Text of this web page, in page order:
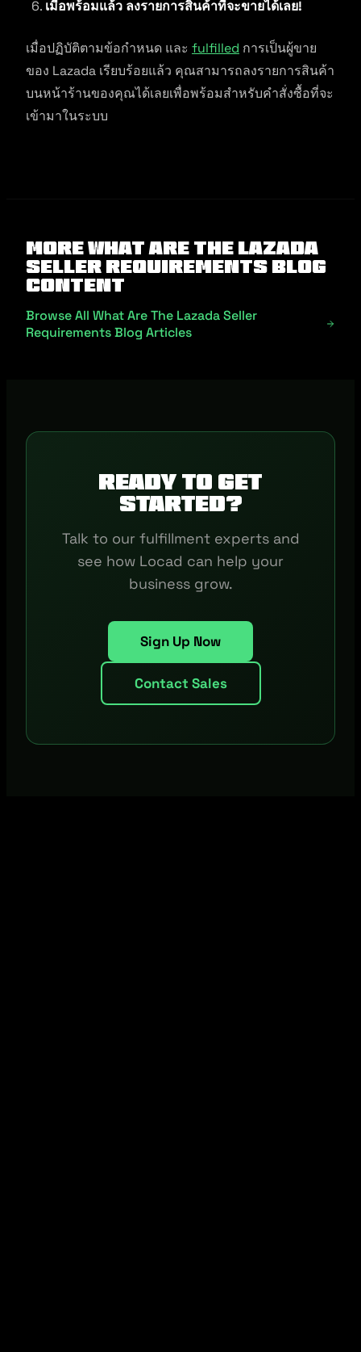
เมื่อพร้อมแล้ว ลงรายการสินค้าที่จะขายได้เลย!
เมื่อปฏิบัติตามข้อกำหนด และ fulfilled การเป็นผู้ขาย
ของ Lazada เรียบร้อยแล้ว คุณสามารถลงรายการสินค้า
บนหน้าร้านของคุณได้เลยเพื่อพร้อมสำหรับคำสั่งซื้อที่จะ
เข้ามาในระบบ
More What Are The Lazada
Seller Requirements Blog
Content
Browse All What Are The Lazada Seller
Requirements Blog Articles
Ready to get
started?
Talk to our fulfillment experts and
see how Locad can help your
business grow.
Sign Up Now
Contact Sales